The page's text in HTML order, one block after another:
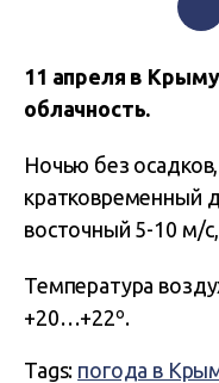
11 апреля в
облачность.
Ночью без
кратковременный
восточный 5-10 м/
Температура
+20…+22º.
Tags: погода в